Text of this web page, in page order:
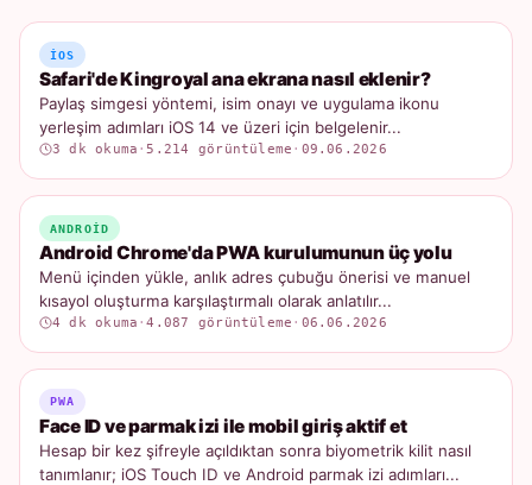
IOS
Safari'de Kingroyal ana ekrana nasıl eklenir?
Paylaş simgesi yöntemi, isim onayı ve uygulama ikonu
yerleşim adımları iOS 14 ve üzeri için belgelenir...
3 dk okuma ·5.214 görüntüleme · 09.06.2026
ANDROID
Android Chrome'da PWA kurulumunun üç yolu
Menü içinden yükle, anlık adres çubuğu önerisi ve manuel
kısayol oluşturma karşılaştırmalı olarak anlatılır...
4 dk okuma ·4.087 görüntüleme · 06.06.2026
PWA
Face ID ve parmak izi ile mobil giriş aktif et
Hesap bir kez şifreyle açıldıktan sonra biyometrik kilit nasıl
tanımlanır; iOS Touch ID ve Android parmak izi adımları...